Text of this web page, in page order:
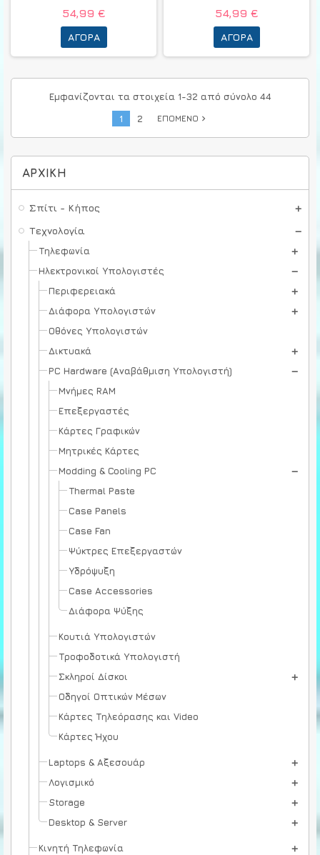
ΑΡΧΙΚΉ
Σπίτι - Κήπος
Τεχνολογία
Τηλεφωνία
Ηλεκτρονικοί Υπολογιστές
Περιφερειακά
Διάφορα Υπολογιστών
Οθόνες Υπολογιστών
Δικτυακά
PC Hardware (Αναβάθμιση Υπολογιστή)
Μνήμες RAM
Επεξεργαστές
Κάρτες Γραφικών
Μητρικές Κάρτες
Modding & Cooling PC
Thermal Paste
Case Panels
Case Fan
Ψύκτρες Επεξεργαστών
Υδρόψυξη
Case Accessories
Διάφορα Ψύξης
Κουτιά Υπολογιστών
Τροφοδοτικά Υπολογιστή
Σκληροί Δίσκοι
Οδηγοί Οπτικών Μέσων
Κάρτες Τηλεόρασης και Video
Κάρτες Ήχου
Laptops & Αξεσουάρ
Λογισμικό
Storage
Desktop & Server
Κινητή Τηλεφωνία
54,99 €
ΑΓΟΡΆ
54,99 €
ΑΓΟΡΆ
Εμφανίζονται τα στοιχεία 1-32 από σύνολο 44
1
2 ΕΠΌΜΕΝΟ navigate_next